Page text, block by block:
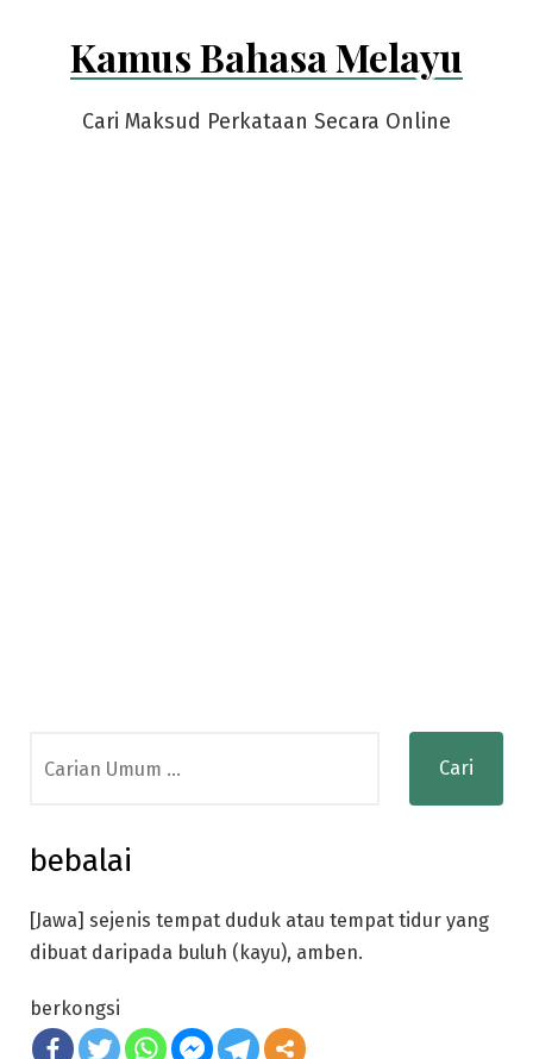
Kamus Bahasa Melayu
Cari Maksud Perkataan Secara Online
for:
bebalai
[Jawa] sejenis tempat duduk atau tempat tidur yang
dibuat daripada buluh (kayu), amben.
berkongsi